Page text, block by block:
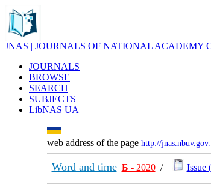
JNAS | JOURNALS OF NATIONAL ACADEMY
JOURNALS
BROWSE
SEARCH
SUBJECTS
LibNAS UA
web address of the page http://
Word and time Б - 2020/ Issue (